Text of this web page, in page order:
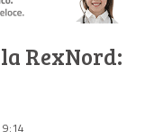
RexNord: